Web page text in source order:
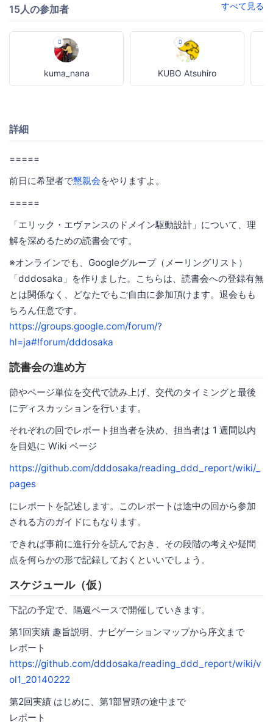
15人の参加者 すべて見る
kuma_nana KUBO Atsuhiro
詳細
=====
前日に希望者で懇親会をやりますよ。
=====
「エリック・エヴァンスのドメイン駆動設計」について、理
解を深めるための読書会です。
※オンラインでも、Googleグループ（メーリングリスト）
「dddosaka」を作りました。こちらは、読書会への登録有無
とは関係なく、どなたでもご自由に参加頂けます。退会もも
ちろん任意です。
https://groups.google.com/forum/?
hl=ja#!forum/dddosaka
読書会の進め方
節やページ単位を交代で読み上げ、交代のタイミングと最後
にディスカッションを行います。
それぞれの回でレポート担当者を決め、担当者は 1 週間以内
を目処に Wiki ページ
https://github.com/dddosaka/reading_ddd_report/wiki/_
pages
にレポートを記述します。このレポートは途中の回から参加
される方のガイドにもなります。
できれば事前に進行分を読んでおき、その段階の考えや疑問
点を何らかの形で記録しておくといいでしょう。
スケジュール（仮）
下記の予定で、隔週ペースで開催していきます。
第1回実績 趣旨説明、ナビゲーションマップから序文まで
レポート
https://github.com/dddosaka/reading_ddd_report/wiki/v
ol1_20140222
第2回実績 はじめに、第1部冒頭の途中まで
レポート